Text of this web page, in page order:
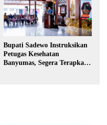
Bupati Sadewo Instruksikan
Petugas Kesehatan
Banyumas, Segera Terapkan